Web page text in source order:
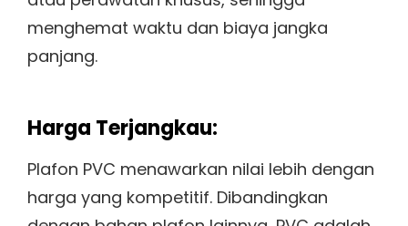
menghemat waktu dan biaya jangka
panjang.
Harga Terjangkau:
Plafon PVC menawarkan nilai lebih dengan
harga yang kompetitif. Dibandingkan